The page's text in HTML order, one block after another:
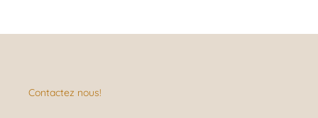
Contactez nous!